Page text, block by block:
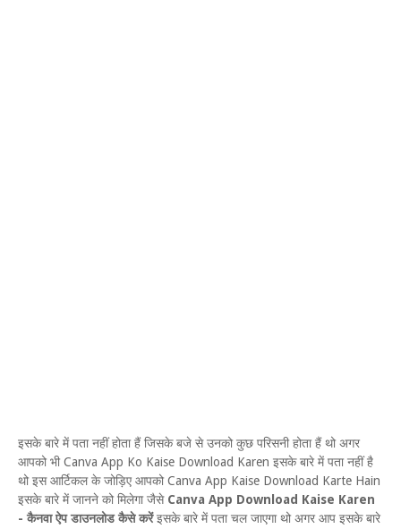
इसके बारे में पता नहीं होता हैं जिसके बजे से उनको कुछ परिसनी होता हैं थो अगर
आपको भी Canva App Ko Kaise Download Karen इसके बारे में पता नहीं है
थो इस आर्टिकल के जोड़िए आपको Canva App Kaise Download Karte Hain
इसके बारे में जानने को मिलेगा जैसे Canva App Download Kaise Karen
- कैनवा ऐप डाउनलोड कैसे करेंइसके बारे में पता चल जाएगा थो अगर आप इसके बारे